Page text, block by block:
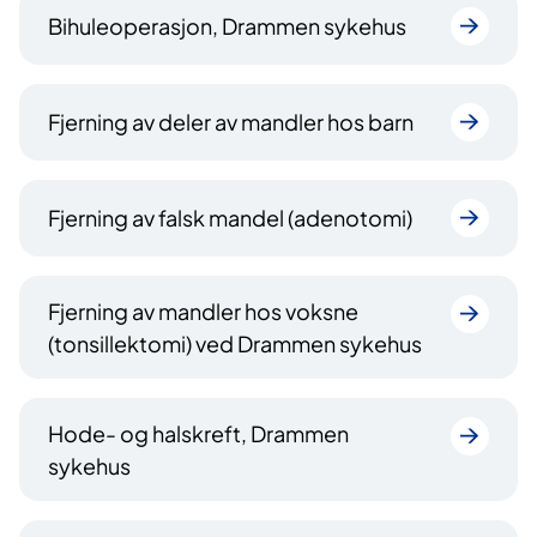
Bihuleoperasjon, Drammen sykehus
Fjerning av deler av mandler hos barn
Fjerning av falsk mandel (adenotomi)
Fjerning av mandler hos voksne
(tonsillektomi) ved Drammen sykehus
Hode- og halskreft, Drammen
sykehus